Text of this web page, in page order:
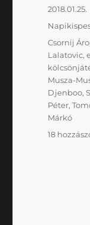
Közzétéve
2018.01.25.
Kategória
Címke
Csornij
Lalatovic,
Musza-
Djenboo,
Péter,
Márkó
18